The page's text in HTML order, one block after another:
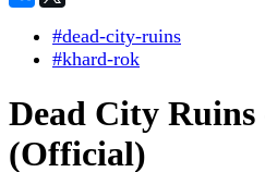
#dead-city-ruins
#khard-rok
Dead City Ruins
(Official)